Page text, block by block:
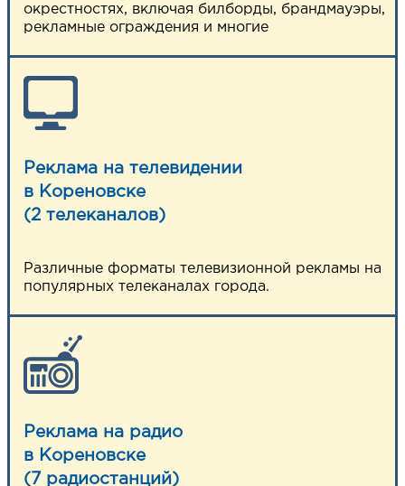
окрестностях, включая билборды, брандмауэры,
рекламные ограждения и многие
Реклама на телевидении
в Кореновске
(2 телеканалов)
Различные форматы телевизионной рекламы на
популярных телеканалах города.
Реклама на радио
в Кореновске
(7 радиостанций)